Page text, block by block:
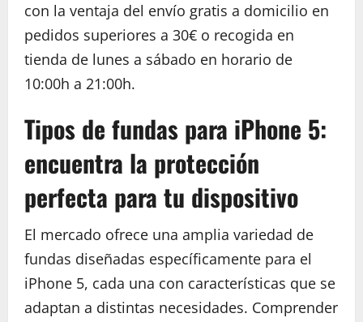
con la ventaja del envío gratis a domicilio en
pedidos superiores a 30€ o recogida en
tienda de lunes a sábado en horario de
10:00h a 21:00h.
Tipos de fundas para iPhone 5:
encuentra la protección
perfecta para tu dispositivo
El mercado ofrece una amplia variedad de
fundas diseñadas específicamente para el
iPhone 5, cada una con características que se
adaptan a distintas necesidades. Comprender